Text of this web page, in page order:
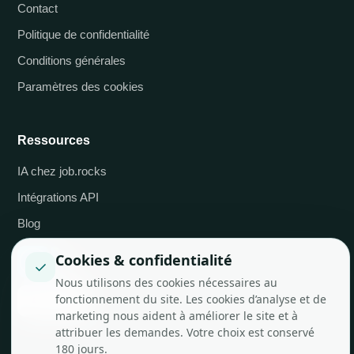
Contact
Politique de confidentialité
Conditions générales
Paramètres des cookies
Ressources
IA chez job.rocks
Intégrations API
Blog
✓ Cookies & confidentialité
Nous utilisons des cookies nécessaires au
fonctionnement du site. Les cookies d’analyse et de
marketing nous aident à améliorer le site et à
attribuer les demandes. Votre choix est conservé
180 jours.